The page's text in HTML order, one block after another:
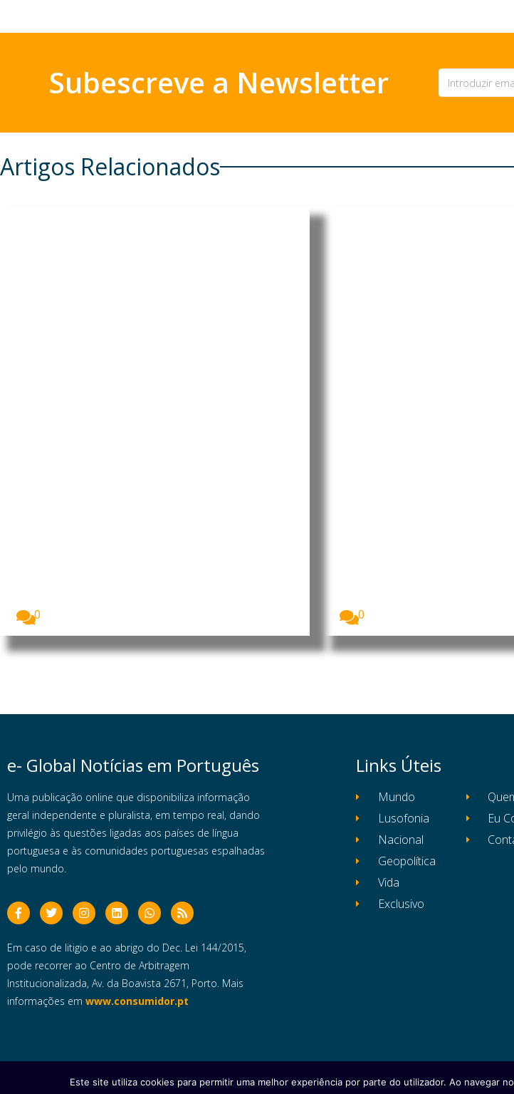
Subescreve a Newsletter
Artigos Relacionados
0
0
e- Global Notícias em Português
Uma publicação online que disponibiliza informação
geral independente e pluralista, em tempo real, dando
privilégio às questões ligadas aos países de língua
portuguesa e às comunidades portuguesas espalhadas
pelo mundo.
Em caso de litigio e ao abrigo do Dec. Lei 144/2015,
pode recorrer ao Centro de Arbitragem
Institucionalizada, Av. da Boavista 2671, Porto. Mais
informações em www.consumidor.pt
Links Úteis
Mundo
Lusofonia
Nacional
Geopolítica
Vida
Exclusivo
Eu
Copyright © 2025 e- Global Notícias em Português | Todos os direitos reservados
Este site utiliza cookies para permitir uma melhor experiência por parte do utilizador. Ao navegar